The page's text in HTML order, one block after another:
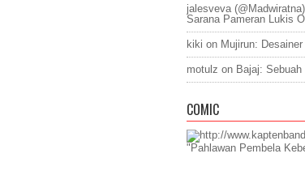
jalesveva (@Madwiratna)
Sarana Pameran Lukis
kiki on Mujirun:
motulz on Bajaj: Sebuah
COMIC
"Pahlawan Pembela